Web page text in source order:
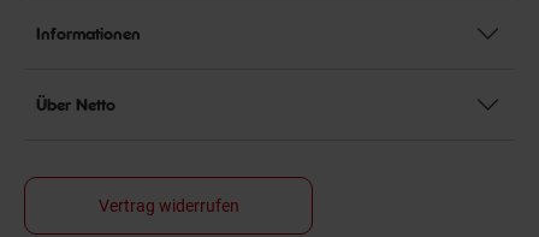
Informationen
Über Netto
Vertrag widerrufen